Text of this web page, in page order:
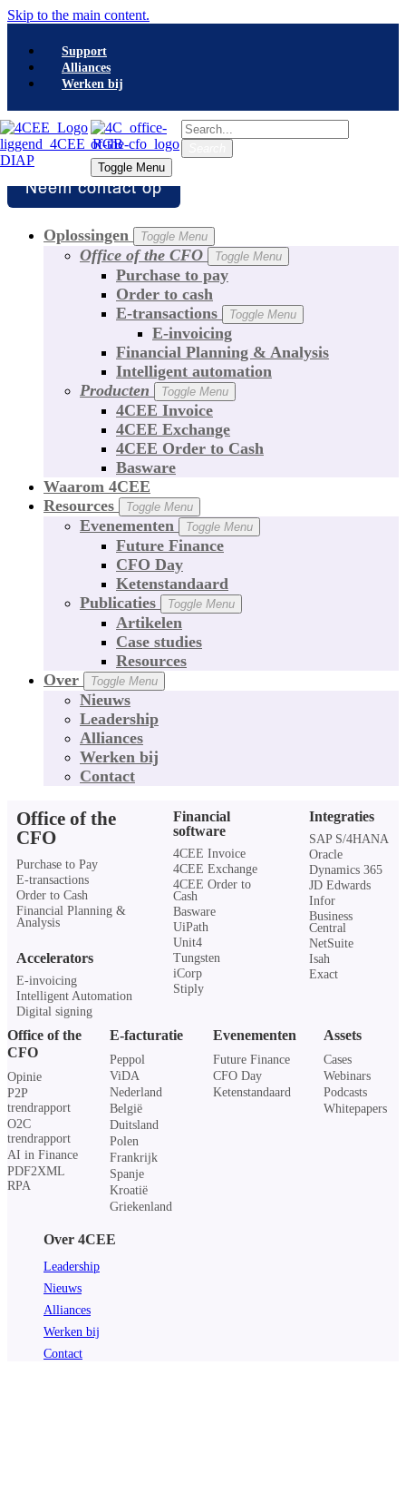
Skip to the main content.
Support
Alliances
Werken bij
Toggle Menu
Search
Toggle Menu
Oplossingen Toggle Menu
Office of the CFO Toggle Menu
Purchase to pay
Order to cash
E-transactions
Toggle Menu
E-invoicing
Financial Planning & Analysis
Intelligent automation
Producten
Toggle Menu
4CEE Invoice
4CEE Exchange
4CEE Order to Cash
Basware
Waarom 4CEE
Resources
Toggle Menu
Evenementen Toggle Menu
Future Finance
CFO Day
Ketenstandaard
Publicaties
Toggle Menu
Artikelen
Case studies
Resources
Over
Toggle Menu
Nieuws
Leadership
Alliances
Werken bij
Contact
Office of the
CFO
Purchase to Pay
E-transactions
Order to Cash
Financial Planning &
Analysis
Accelerators
E-invoicing
Intelligent Automation
Digital signing
Financial
software
4CEE Invoice
4CEE Exchange
4CEE Order to
Cash
Basware
UiPath
Unit4
Tungsten
iCorp
Stiply
Integraties
SAP S/4HANA
Oracle
Dynamics 365
JD Edwards
Infor
Business
Central
NetSuite
Isah
Exact
Office of the
CFO
Opinie
P2P
trendrapport
O2C
trendrapport
AI in Finance
PDF2XML
RPA
E-facturatie
Peppol
ViDA
Nederland
België
Duitsland
Polen
Frankrijk
Spanje
Kroatië
Griekenland
Evenementen
Future Finance
CFO Day
Ketenstandaard
Assets
Cases
Webinars
Podcasts
Whitepapers
Over 4CEE
Leadership
Nieuws
Alliances
Werken bij
Contact